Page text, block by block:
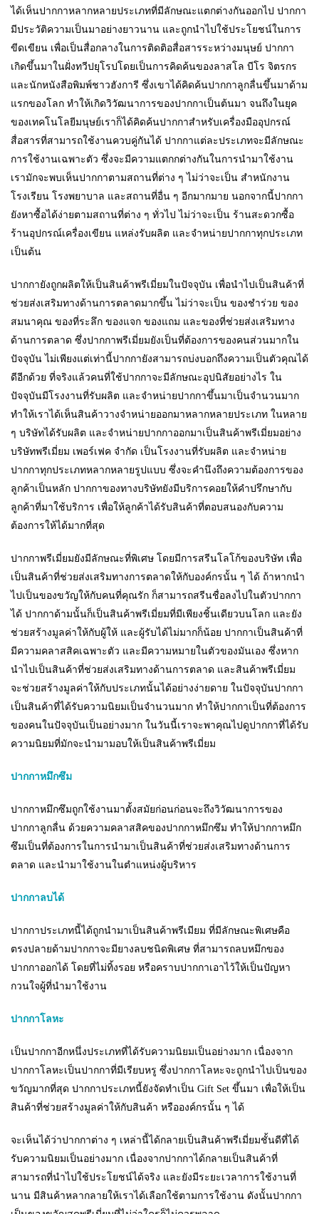
ได้เห็นปากกาหลากหลายประเภทที่มีลักษณะแตกต่างกันออกไป ปากกา
มีประวัติความเป็นมาอย่างยาวนาน และถูกนำไปใช้ประโยชน์ในการ
ขีดเขียน เพื่อเป็นสื่อกลางในการติดติอสื่อสารระหว่างมนุษย์ ปากกา
เกิดขึ้นมาในฝั่งทวีปยุโรปโดยเป็นการคิดค้นของลาสโล บีโร จิตรกร
และนักหนังสือพิมพ์ชาวฮังการี ซึ่งเขาได้คิดค้นปากกาลูกลื่นขึ้นมาด้าม
แรกของโลก ทำให้เกิดวิวัฒนาการของปากกาเป็นต้นมา จนถึงในยุค
ของเทคโนโลยีมนุษย์เราก็ได้คิดค้นปากกาสำหรับเครื่องมืออุปกรณ์
สื่อสารที่สามารถใช้งานควบคู่กันได้ ปากกาแต่ละประเภทจะมีลักษณะ
การใช้งานเฉพาะตัว ซึ่งจะมีความแตกกต่างกันในการนำมาใช้งาน
เรามักจะพบเห็นปากกาตามสถานที่ต่าง ๆ ไม่ว่าจะเป็น สำหนักงาน
โรงเรียน โรงพยาบาล และสถานที่อื่น ๆ อีกมากมาย นอกจากนี้ปากกา
ยังหาซื้อได้ง่ายตามสถานที่ต่าง ๆ ทั่วไป ไม่ว่าจะเป็น ร้านสะดวกซื้อ
ร้านอุปกรณ์เครื่องเขียน แหล่งรับผลิต และจำหน่ายปากกาทุกประเภท
เป็นต้น
ปากกายังถูกผลิตให้เป็นสินค้าพรีเมี่ยมในปัจจุบัน เพื่อนำไปเป็นสินค้าที่
ช่วยส่งเสริมทางด้านการตลาดมากขึ้น ไม่ว่าจะเป็น ของชำร่วย ของ
สมนาคุณ ของที่ระลึก ของแจก ของแถม และของที่ช่วยส่งเสริมทาง
ด้านการตลาด ซึ่งปากกาพรีเมี่ยมยังเป็นที่ต้องการของคนส่วนมากใน
ปัจจุบัน ไม่เพียงแต่เท่านี้ปากกายังสามารถบ่งบอกถึงความเป็นตัวคุณได้
ดีอีกด้วย ที่จริงแล้วคนที่ใช้ปากกาจะมีลักษณะอุปนิสัยอย่างไร ใน
ปัจจุบันมีโรงงานที่รับผลิต และจำหน่ายปากกาขึ้นมาเป็นจำนวนมาก
ทำให้เราได้เห็นสินค้าวางจำหน่ายออกมาหลากหลายประเภท ในหลาย
ๆ บริษัทได้รับผลิต และจำหน่ายปากกาออกมาเป็นสินค้าพรีเมี่ยมอย่าง
บริษัทพรีเมี่ยม เพอร์เฟค จำกัด เป็นโรงงานที่รับผลิต และจำหน่าย
ปากกาทุกประเภทหลากหลายรูปแบบ ซึ่งจะคำนึงถึงความต้องการของ
ลูกค้าเป็นหลัก ปากกาของทางบริษัทยังมีบริการคอยให้คำปรึกษากับ
ลูกค้าที่มาใช้บริการ เพื่อให้ลูกค้าได้รับสินค้าที่ตอบสนองกับความ
ต้องการให้ได้มากที่สุด
ปากกาพรีเมี่ยมยังมีลักษณะที่พิเศษ โดยมีการสรีนโลโก้ของบริษัท เพื่อ
เป็นสินค้าที่ช่วยส่งเสริมทางการตลาดให้กับองค์กรนั้น ๆ ได้ ถ้าหากนำ
ไปเป็นของขวัญให้กับคนที่คุณรัก ก็สามารถสรีนชื่อลงไปในตัวปากกา
ได้ ปากกาด้ามนั้นก็เป็นสินค้าพรีเมี่ยมที่มีเพียงชิ้นเดียวบนโลก และยัง
ช่วยสร้างมูลค่าให้กับผู้ให้ และผู้รับได้ไม่มากก็น้อย ปากกาเป็นสินค้าที่
มีความคลาสสิคเฉพาะตัว และมีความหมายในตัวของมันเอง ซึ่งหาก
นำไปเป็นสินค้าที่ช่วยส่งเสริมทางด้านการตลาด และสินค้าพรีเมี่ยม
จะช่วยสร้างมูลค่าให้กับประเภทนั้นได้อย่างง่ายดาย ในปัจจุบันปากกา
เป็นสินค้าที่ได้รับความนิยมเป็นจำนวนมาก ทำให้ปากกาเป็นที่ต้องการ
ของคนในปัจจุบันเป็นอย่างมาก ในวันนี้เราจะพาคุณไปดูปากกาที่ได้รับ
ความนิยมที่มักจะนำมามอบให้เป็นสินค้าพรีเมี่ยม
ปากกาหมึกซึม
ปากกาหมึกซึมถูกใช้งานมาตั้งสมัยก่อนก่อนจะถึงวิวัฒนาการของ
ปากกาลูกลื่น ด้วยความคลาสสิคของปากกาหมึกซึม ทำให้ปากกาหมึก
ซึมเป็นที่ต้องการในการนำมาเป็นสินค้าที่ช่วยส่งเสริมทางด้านการ
ตลาด และนำมาใช้งานในตำแหน่งผู้บริหาร
ปากกาลบได้
ปากกาประเภทนี้ได้ถูกนำมาเป็นสินค้าพรีเมียม ที่มีลักษณะพิเศษคือ
ตรงปลายด้ามปากกาจะมียางลบชนิดพิเศษ ที่สามารถลบหมึกของ
ปากกาออกได้ โดยที่ไม่ทิ้งรอย หรือคราบปากกาเอาไว้ให้เป็นปัญหา
กวนใจผู้ที่นำมาใช้งาน
ปากกาโลหะ
เป็นปากกาอีกหนึ่งประเภทที่ได้รับความนิยมเป็นอย่างมาก เนื่องจาก
ปากกาโลหะเป็นปากกาที่มีเรียบหรู ซึ่งปากกาโลหะจะถูกนำไปเป็นของ
ขวัญมากที่สุด ปากกาประเภทนี้ยังจัดทำเป็น Gift Set ขึ้นมา เพื่อให้เป็น
สินค้าที่ช่วยสร้างมูลค่าให้กับสินค้า หรือองค์กรนั้น ๆ ได้
จะเห็นได้ว่าปากกาต่าง ๆ เหล่านี้ได้กลายเป็นสินค้าพรีเมี่ยมชั้นดีที่ได้
รับความนิยมเป็นอย่างมาก เนื่องจากปากกาได้กลายเป็นสินค้าที่
สามารถที่นำไปใช้ประโยชน์ได้จริง และยังมีระยะเวลาการใช้งานที่
นาน มีสินค้าหลากลายให้เราได้เลือกใช้ตามการใช้งาน ดังนั้นปากกา